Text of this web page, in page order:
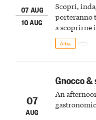
07 AUG
10 AUG
Scopri,
porteranno
a scoprirne
Alba
07
AUG
Gnocco &
An